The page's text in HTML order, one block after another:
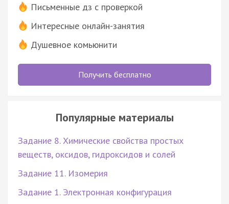
Письменные дз с проверкой
Интересные онлайн-занятия
Душевное комьюнити
Получить бесплатно
Популярные материалы
Задание 8. Химические свойства простых
веществ, оксидов, гидроксидов и солей
Задание 11. Изомерия
Задание 1. Электронная конфигурация